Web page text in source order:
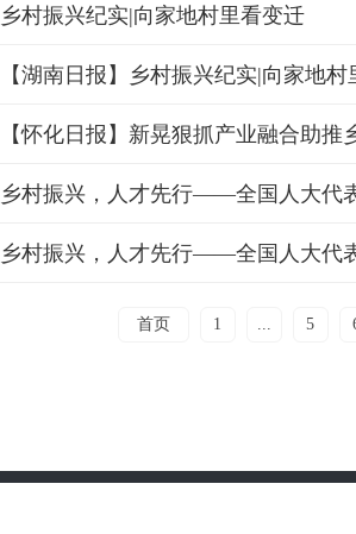
乡村振兴纪实|向家地村里看变迁
【湖南日报】乡村振兴纪实|向家地村
【怀化日报】新晃狠抓产业融合助推
乡村振兴，人才先行——全国人大代
乡村振兴，人才先行——全国人大代
首页 1 ... 5